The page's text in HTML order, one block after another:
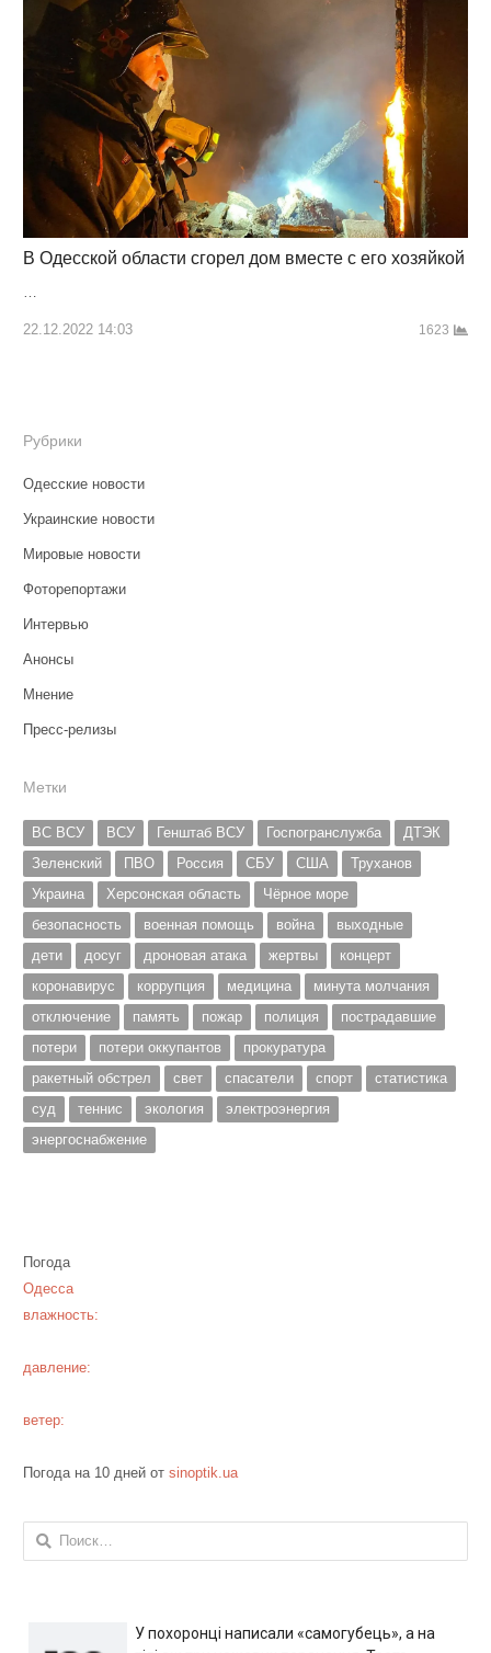
В Одесской области сгорел дом вместе с его хозяйкой
…
22.12.2022 14:03 1623
Рубрики
Одесские новости
Украинские новости
Мировые новости
Фоторепортажи
Интервью
Анонсы
Мнение
Пресс-релизы
Метки
ВС ВСУ ВСУ Генштаб ВСУ Госпогранслужба
ДТЭК
Зеленский
ПВО Россия СБУ США
Труханов
Украина
Херсонская область
Чёрное море
безопасность
военная помощь война
выходные
дети
досуг дроновая атака жертвы
концерт
коронавирус
коррупция медицина
минута молчания
отключение
память пожар полиция
пострадавшие
потери
потери оккупантов
прокуратура
ракетный обстрел
свет спасатели спорт
статистика
суд
теннис экология
электроэнергия
энергоснабжение
Погода
Одесса
влажность:
давление:
ветер:
Погода на 10 дней от sinoptik.ua
Найти:
У похоронці написали «самогубець», а на